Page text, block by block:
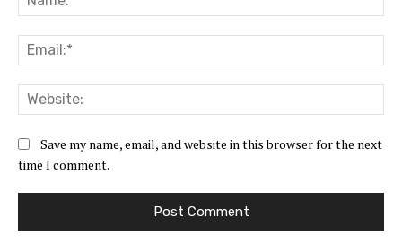
Save my name, email, and website in this browser for the next
time I comment.